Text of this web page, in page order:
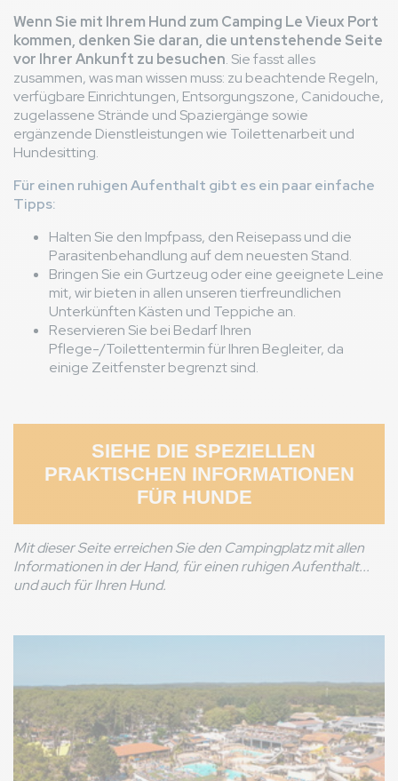
Wenn Sie mit Ihrem Hund zum Camping Le Vieux Port
kommen, denken Sie daran, die untenstehende Seite
vor Ihrer Ankunft zu besuchen. Sie fasst alles
zusammen, was man wissen muss: zu beachtende Regeln,
verfügbare Einrichtungen, Entsorgungszone, Canidouche,
zugelassene Strände und Spaziergänge sowie
ergänzende Dienstleistungen wie Toilettenarbeit und
Hundesitting.
Für einen ruhigen Aufenthalt gibt es ein paar einfache
Tipps:
Halten Sie den Impfpass, den Reisepass und die
Parasitenbehandlung auf dem neuesten Stand.
Bringen Sie ein Gurtzeug oder eine geeignete Leine
mit, wir bieten in allen unseren tierfreundlichen
Unterkünften Kästen und Teppiche an.
Reservieren Sie bei Bedarf Ihren
Pflege-/Toilettentermin für Ihren Begleiter, da
einige Zeitfenster begrenzt sind.
SIEHE DIE SPEZIELLEN
PRAKTISCHEN INFORMATIONEN
FÜR HUNDE
Mit dieser Seite erreichen Sie den Campingplatz mit allen
Informationen in der Hand, für einen ruhigen Aufenthalt...
und auch für Ihren Hund.